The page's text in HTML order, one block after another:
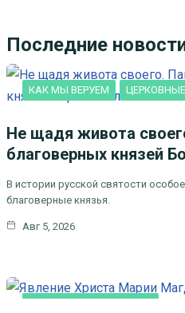
Последние
КАК МЫ ВЕРУЕМ
Не щадя живота
благоверных князей
В истории русской святости
благоверные князья.
Авг 5, 2026